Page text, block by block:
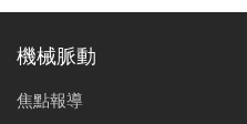
機械脈動
焦點報導